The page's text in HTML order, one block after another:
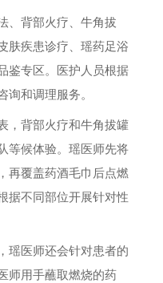
、背部火疗、牛角拔
肤疾患诊疗、瑶药足浴
鉴专区。医护人员根据
询和调理服务。
，背部火疗和牛角拔罐
等候体验。瑶医师先将
再覆盖药酒毛巾后点燃
据不同部位开展针对性
瑶医师还会针对患者的
师用手蘸取燃烧的药